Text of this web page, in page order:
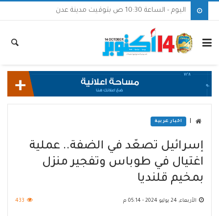
اليوم - الساعة 10:30 ص بتوقيت مدينة عدن
اخبار عربية
إسرائيل تصعّد في الضفة.. عملية
اغتيال في طوباس وتفجير منزل
بمخيم قلنديا
الأربعاء, 24 يوليو 2024 - 05:14 م 433